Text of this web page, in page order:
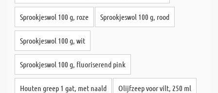
Sprookjeswol 100 g, roze Sprookjeswol 100 g, rood
Sprookjeswol 100 g, wit
Sprookjeswol 100 g, fluoriserend pink
Houten greep 1 gat, met naald Olijfzeep voor vilt, 250 ml